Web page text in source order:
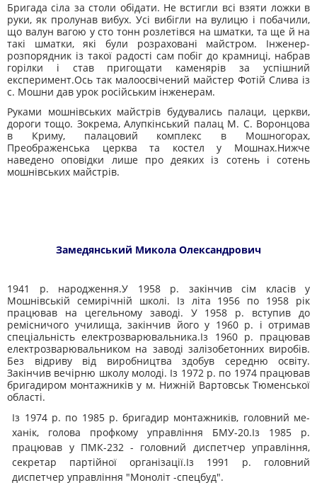
Бригада сіла за столи обідати. Не встигли всі взяти ложки в
руки, як пролунав вибух. Усі вибігли на вулицю і побачили,
що ва­лун вагою у сто тонн розлетівся на шматки, та ще й на
такі шмат­ки, які були розраховані майстром. Інженер-
розпорядник із такої радості сам побіг до крамниці, набрав
горілки і став пригощати ка­менярів за успішний
експеримент.Ось так малоосвічений майстер Фотій Слива із
с. Мошни дав урок російським інженерам.
Руками мошнівських майстрів будувались палаци, церкви,
дороги тощо. Зокрема, Алупкінський палац М. С. Воронцова
в Криму, палацовий комплекс в Мошногорах,
Преображенська церква та костел у Мошнах.Нижче
наведено оповідки лише про деяких із сотень і со­тень
мошнівських майстрів.
Замедянський Микола Олександрович
1941 р. народження.У 1958 р. закінчив сім класів у
Мошнівській семирічній школі. Із літа 1956 по 1958 рік
працював на цегельному заводі. У 1958 р. вступив до
ремісничого училища, закінчив його у 1960 р. і отримав
спеціальність електрозварювальника.Із 1960 р. працював
електрозварювальником на заводі за­лізобетонних виробів.
Без відриву від виробництва здобув се­редню освіту.
Закінчив вечірню школу молоді. Із 1972 р. по 1974 працював
бригадиром монтажників у м. Нижній Вартовськ Тюменської
області.
Із 1974 р. по 1985 р. бригадир монтажників, головний ме­
ханік, голова профкому управління БМУ-20.Із 1985 р.
працював у ПМК-232 - головний диспетчер управління,
секретар партійної організації.Із 1991 р. головний
диспетчер управління "Моноліт -спецбуд".